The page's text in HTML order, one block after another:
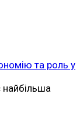
та роль у
найбільша